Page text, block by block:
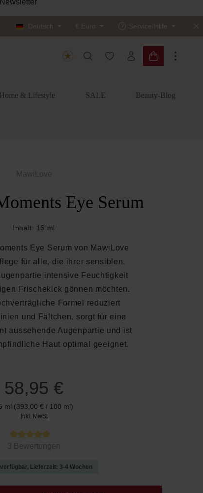
Deutsch € Euro Service/Hilfe
Du hast 0 Produkte auf
Warenkorb
Home & Lifestyle SALE Beauty-Blog
MawiLove
Eye Serum
Inhalt: 15 ml
Eye Serum von MawiLove
für alle, die ihrer sensiblen,
intensive Feuchtigkeit
Frischekick gönnen möchten.
Formel reduziert
und Fältchen, sorgt für eine
aussehende Augenpartie und ist
Haut optimal geeignet.
58,95 €
ml (393,00 € / 100 ml)
Inkl. MwSt
von 5 Sternen
3 Bewertungen
Lieferzeit: 3-4 Wochen